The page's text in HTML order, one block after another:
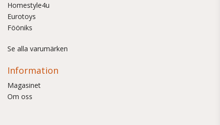
Homestyle4u
Eurotoys
Fööniks
Se alla varumärken
Information
Magasinet
Om oss